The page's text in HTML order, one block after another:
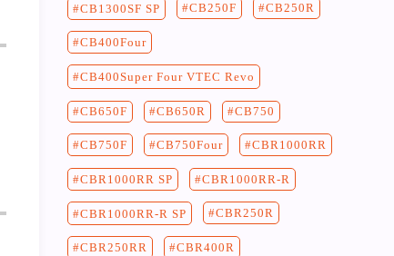
CB1300SF SP CB250F CB250R
CB400Four
CB400Super Four VTEC Revo
CB650F CB650R CB750
CB750F CB750Four CBR1000RR
CBR1000RR SP CBR1000RR-R
CBR1000RR-R SP CBR250R
CBR250RR CBR400R